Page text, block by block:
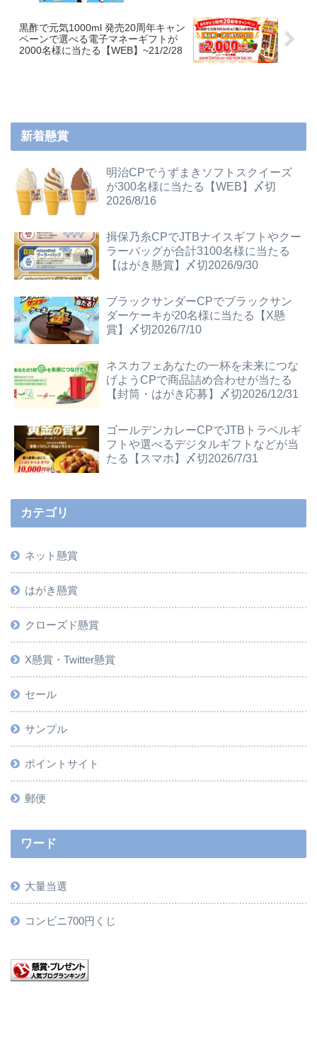
黒酢で元気1000ml 発売20周年キャン
ペーンで選べる電子マネーギフトが
2000名様に当たる【WEB】~21/2/28
新着懸賞
明治CPでうずまきソフトスクイーズ
が300名様に当たる【WEB】〆切
2026/8/16
揖保乃糸CPでJTBナイスギフトやクー
ラーバッグが合計3100名様に当たる
【はがき懸賞】〆切2026/9/30
ブラックサンダーCPでブラックサン
ダーケーキが20名様に当たる【X懸
賞】〆切2026/7/10
ネスカフェあなたの一杯を未来につな
げようCPで商品詰め合わせが当たる
【封筒・はがき応募】〆切2026/12/31
ゴールデンカレーCPでJTBトラベルギ
フトや選べるデジタルギフトなどが当
たる【スマホ】〆切2026/7/31
カテゴリ
ネット懸賞
はがき懸賞
クローズド懸賞
X懸賞・Twitter懸賞
セール
サンプル
ポイントサイト
郵便
ワード
大量当選
コンビニ700円くじ